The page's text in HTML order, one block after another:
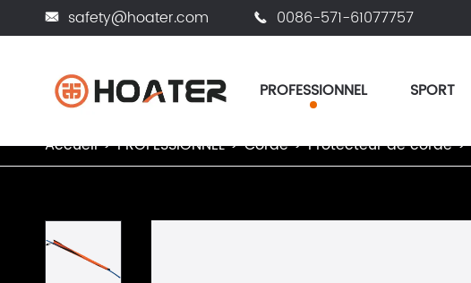
 safety@hoater.com  0086-571-61077757
PROFESSIONNEL SPORT
Accueil PROFESSIONNEL Corde Protecteur de corde